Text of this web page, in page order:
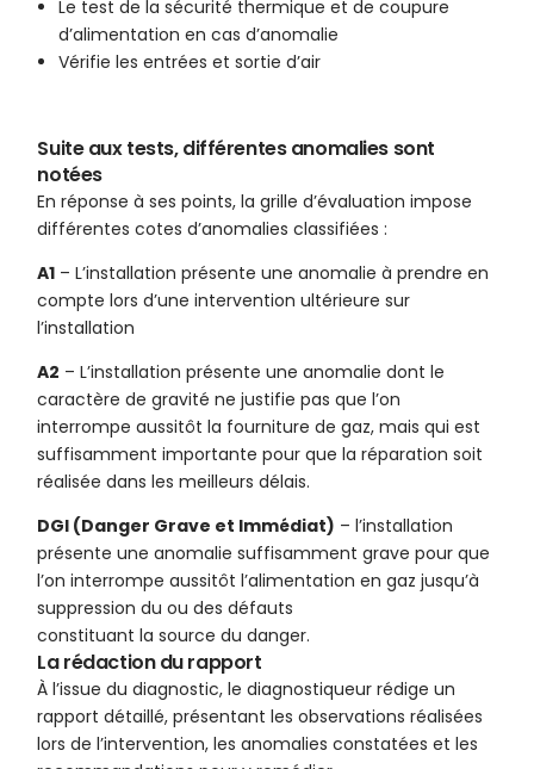
Le test de la sécurité thermique et de coupure
d’alimentation en cas d’anomalie
Vérifie les entrées et sortie d’air
Suite aux tests, différentes anomalies sont
notées
En réponse à ses points, la grille d’évaluation impose
différentes cotes d’anomalies classifiées :
A1 – L’installation présente une anomalie à prendre en
compte lors d’une intervention ultérieure sur
l’installation
A2 – L’installation présente une anomalie dont le
caractère de gravité ne justifie pas que l’on
interrompe aussitôt la fourniture de gaz, mais qui est
suffisamment importante pour que la réparation soit
réalisée dans les meilleurs délais.
DGI (Danger Grave et Immédiat) – l’installation
présente une anomalie suffisamment grave pour que
l’on interrompe aussitôt l’alimentation en gaz jusqu’à
suppression du ou des défauts
constituant la source du danger.
La rédaction du rapport
À l’issue du diagnostic, le diagnostiqueur rédige un
rapport détaillé, présentant les observations réalisées
lors de l’intervention, les anomalies constatées et les